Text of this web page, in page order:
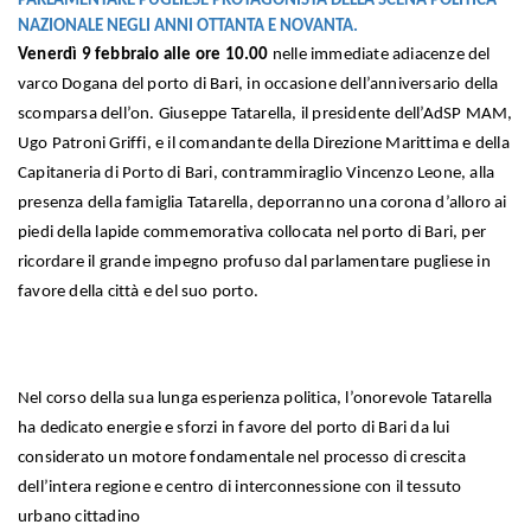
NAZIONALE NEGLI ANNI OTTANTA E NOVANTA.
Venerdì 9 febbraio alle ore 10.00 nelle immediate adiacenze del
varco Dogana del porto di Bari, in occasione dell’anniversario della
scomparsa dell’on. Giuseppe Tatarella, il presidente dell’AdSP MAM,
Ugo Patroni Griffi, e il comandante della Direzione Marittima e della
Capitaneria di Porto di Bari, contrammiraglio Vincenzo Leone, alla
presenza della famiglia Tatarella, deporranno una corona d’alloro ai
piedi della lapide commemorativa collocata nel porto di Bari, per
ricordare il grande impegno profuso dal parlamentare pugliese in
favore della città e del suo porto.
Nel corso della sua lunga esperienza politica, l’onorevole Tatarella
ha dedicato energie e sforzi in favore del porto di Bari da lui
considerato un motore fondamentale nel processo di crescita
dell’intera regione e centro di interconnessione con il tessuto
urbano cittadino